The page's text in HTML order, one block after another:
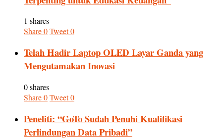
1 shares
Share0Tweet0
Telah Hadir Laptop OLED Layar Ganda yang
Mengutamakan Inovasi
0 shares
Share0Tweet0
Peneliti: “GoTo Sudah Penuhi Kualifikasi
Perlindungan Data Pribadi”